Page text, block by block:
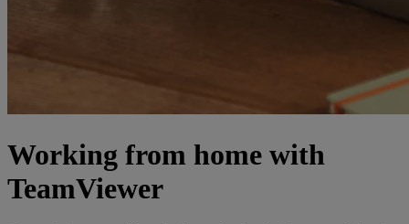
Working from home with
TeamViewer